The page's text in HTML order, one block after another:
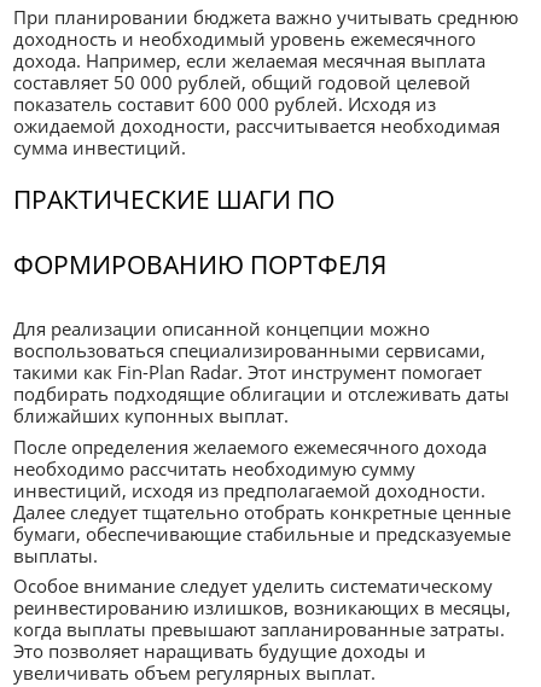
При планировании бюджета важно учитывать среднюю
доходность и необходимый уровень ежемесячного
дохода. Например, если желаемая месячная выплата
составляет 50 000 рублей, общий годовой целевой
показатель составит 600 000 рублей. Исходя из
ожидаемой доходности, рассчитывается необходимая
сумма инвестиций.
ПРАКТИЧЕСКИЕ ШАГИ ПО
ФОРМИРОВАНИЮ ПОРТФЕЛЯ
Для реализации описанной концепции можно
воспользоваться специализированными сервисами,
такими как Fin-Plan Radar. Этот инструмент помогает
подбирать подходящие облигации и отслеживать даты
ближайших купонных выплат.
После определения желаемого ежемесячного дохода
необходимо рассчитать необходимую сумму
инвестиций, исходя из предполагаемой доходности.
Далее следует тщательно отобрать конкретные ценные
бумаги, обеспечивающие стабильные и предсказуемые
выплаты.
Особое внимание следует уделить систематическому
реинвестированию излишков, возникающих в месяцы,
когда выплаты превышают запланированные затраты.
Это позволяет наращивать будущие доходы и
увеличивать объем регулярных выплат.